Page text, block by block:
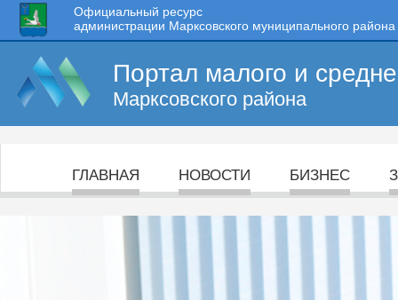
Официальный ресурс
администрации Марксовского муниципального района
Портал малого и
Марксовского района
ГЛАВНАЯ НОВОСТИ БИЗНЕС